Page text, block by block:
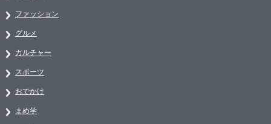
ファッション
グルメ
カルチャー
スポーツ
おでかけ
まめ学